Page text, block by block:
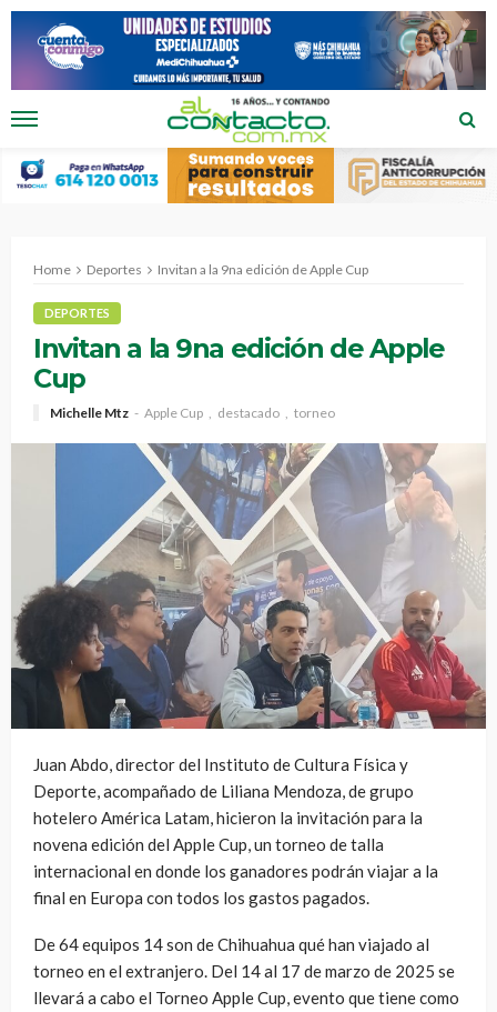
Home Deportes Invitan a la 9na edición de Apple Cup
DEPORTES
Invitan a la 9na edición de Apple
Cup
Michelle Mtz Apple Cup destacado torneo
Juan Abdo, director del Instituto de Cultura Física y
Deporte, acompañado de Liliana Mendoza, de grupo
hotelero América Latam, hicieron la invitación para la
novena edición del Apple Cup, un torneo de talla
internacional en donde los ganadores podrán viajar a la
final en Europa con todos los gastos pagados.
De 64 equipos 14 son de Chihuahua qué han viajado al
torneo en el extranjero. Del 14 al 17 de marzo de 2025 se
llevará a cabo el Torneo Apple Cup, evento que tiene como